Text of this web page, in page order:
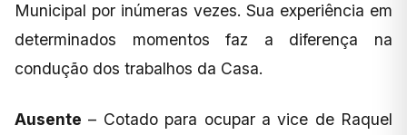
Municipal por inúmeras vezes. Sua experiência em
determinados momentos faz a diferença na
condução dos trabalhos da Casa.
Ausente – Cotado para ocupar a vice de Raquel